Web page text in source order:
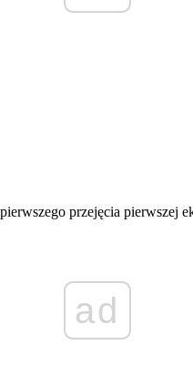
przejęcia
ad